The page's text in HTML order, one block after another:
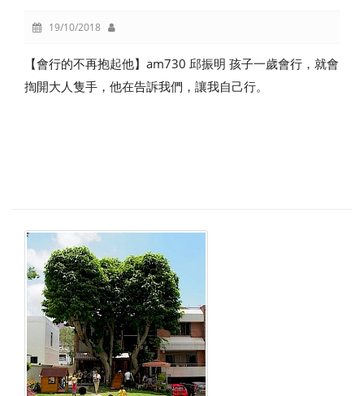
19/10/2018
【會行的不再抱起他】am730 邱振明 孩子一歲會行，就會
揈開大人隻手，他在告訴我們，讓我自己行。